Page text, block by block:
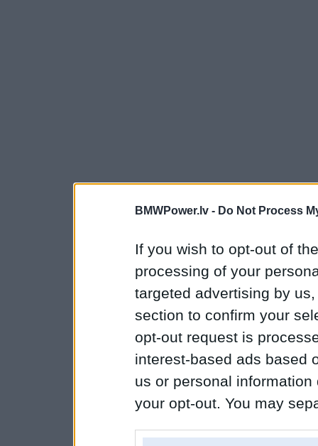
BMWPower.lv - Do Not Process
If you wish to opt-out of
processing of your
targeted advertising by
section to confirm your
opt-out request is
interest-based ads based
us or personal
your opt-out. You may